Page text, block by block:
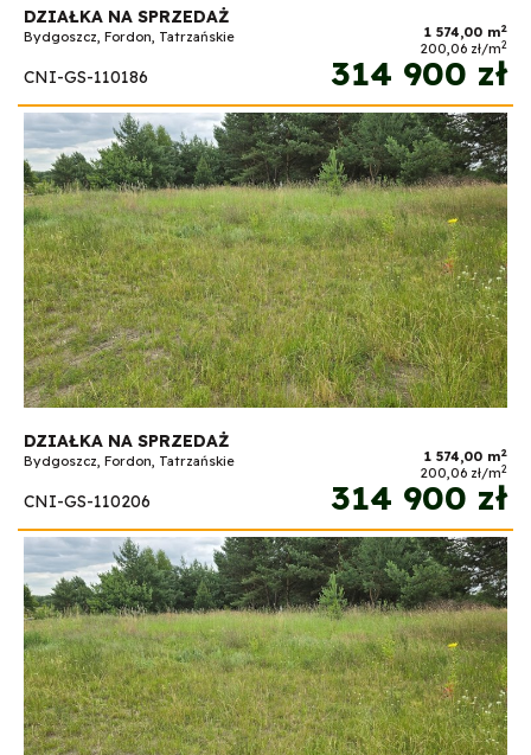
DZIAŁKA NA SPRZEDAŻ
Bydgoszcz, Fordon, Tatrzańskie 1 574,00 m2
200,06 zł/m2
CNI-GS-110186 314 900 zł
DZIAŁKA NA SPRZEDAŻ
Bydgoszcz, Fordon, Tatrzańskie 1 574,00 m2
200,06 zł/m2
CNI-GS-110206 314 900 zł